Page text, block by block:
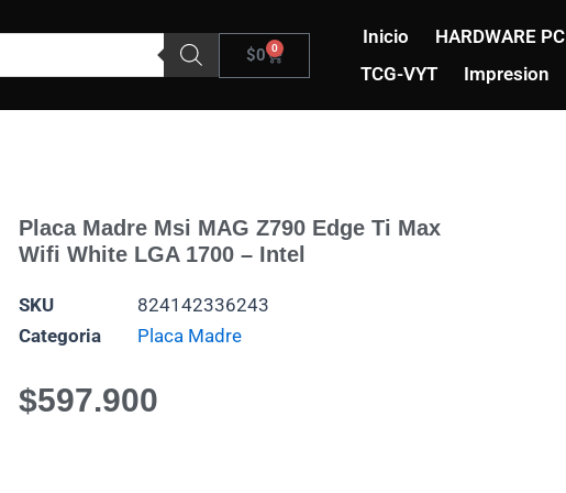
$0 0
Carrito
Inicio HARDWARE PC
TCG-VYT
Impresion
Placa Madre Msi MAG Z790 Edge Ti Max
Wifi White LGA 1700 – Intel
SKU
824142336243
Categoria
Placa Madre
$597.900